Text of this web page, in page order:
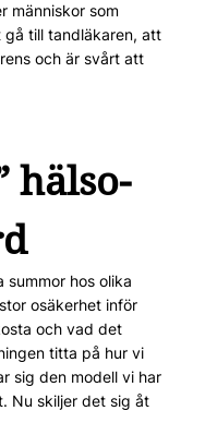
män­ni­skor som
till tandläkaren, att
och är svårt att
hälso-
summor hos olika
osäkerhet inför
och vad det
titta på hur vi
sig den modell vi har
Nu skiljer det sig åt